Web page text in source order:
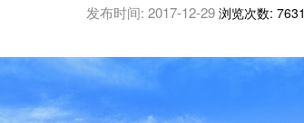
发布时间: 2017-12-29 浏览次数: 7631